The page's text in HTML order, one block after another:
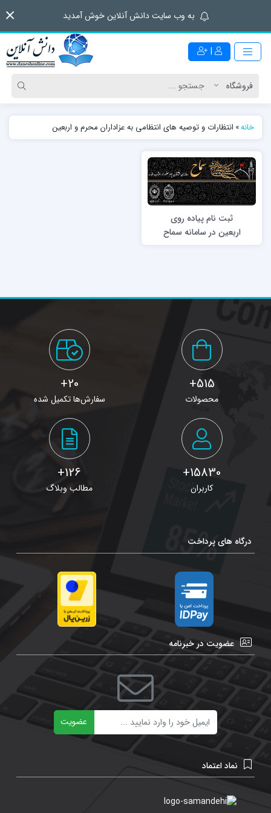
به وب سایت دانش آنلاین خوش آمدید
|
خانه» انتظارات و توصیه های انتظامی به عزاداران محرم و اربعین
ثبت نام پیاده روی
اربعین در سامانه سماح
515+
محصولات
20+
سفارش‌ها تکمیل شده
15830+
کاربران
126+
مطالب وبلاگ
درگاه های پرداخت
عضویت در خبرنامه
عضویت
نماد اعتماد